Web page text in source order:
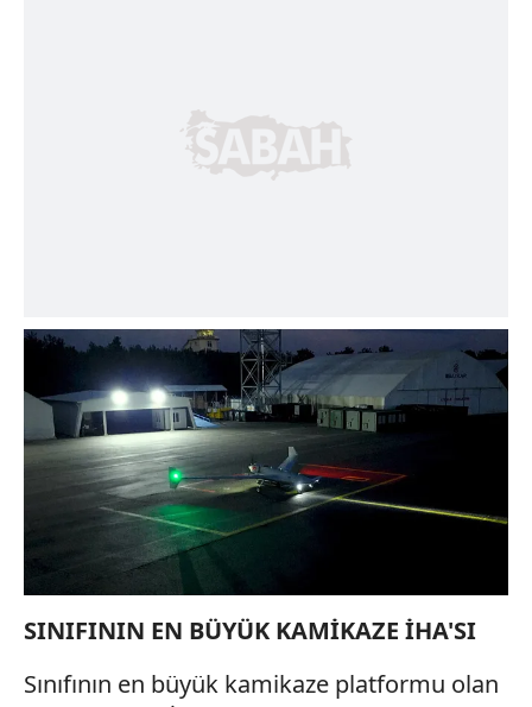
SINIFININ EN BÜYÜK KAMİKAZE İHA'SI
Sınıfının en büyük kamikaze platformu olan